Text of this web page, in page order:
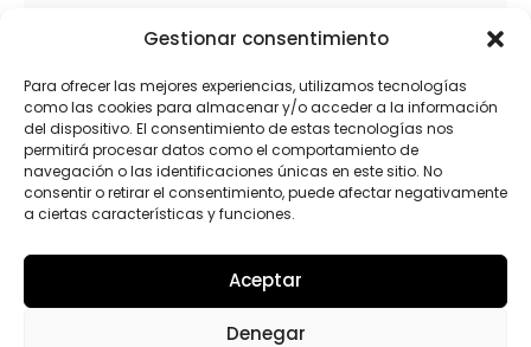
Gestionar consentimiento
Para ofrecer las mejores experiencias, utilizamos tecnologías
como las cookies para almacenar y/o acceder a la información
del dispositivo. El consentimiento de estas tecnologías nos
permitirá procesar datos como el comportamiento de
navegación o las identificaciones únicas en este sitio. No
consentir o retirar el consentimiento, puede afectar negativamente
a ciertas características y funciones.
Aceptar
Denegar
Productos relacionados